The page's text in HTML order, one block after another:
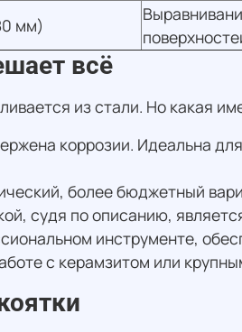
мм)
всё
из стали. Но какая
коррозии. Идеальна
более бюджетный
судя по описанию,
инструменте,
с керамзитом или